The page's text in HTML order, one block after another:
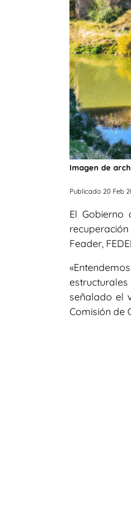
Imagen de
Publicado 20 Feb
El
Feader,
señalado el
Comisión de